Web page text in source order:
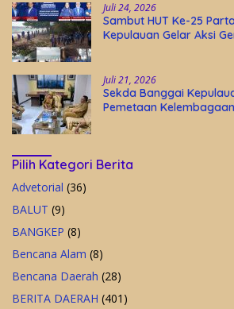
Juli 24, 2026
Sambut HUT Ke-25
Kepulauan Gelar Aksi
Juli 21, 2026
Sekda Banggai
Pemetaan
Pilih Kategori Berita
Advetorial (36)
BALUT (9)
BANGKEP (8)
Bencana Alam (8)
Bencana Daerah (28)
BERITA DAERAH (401)